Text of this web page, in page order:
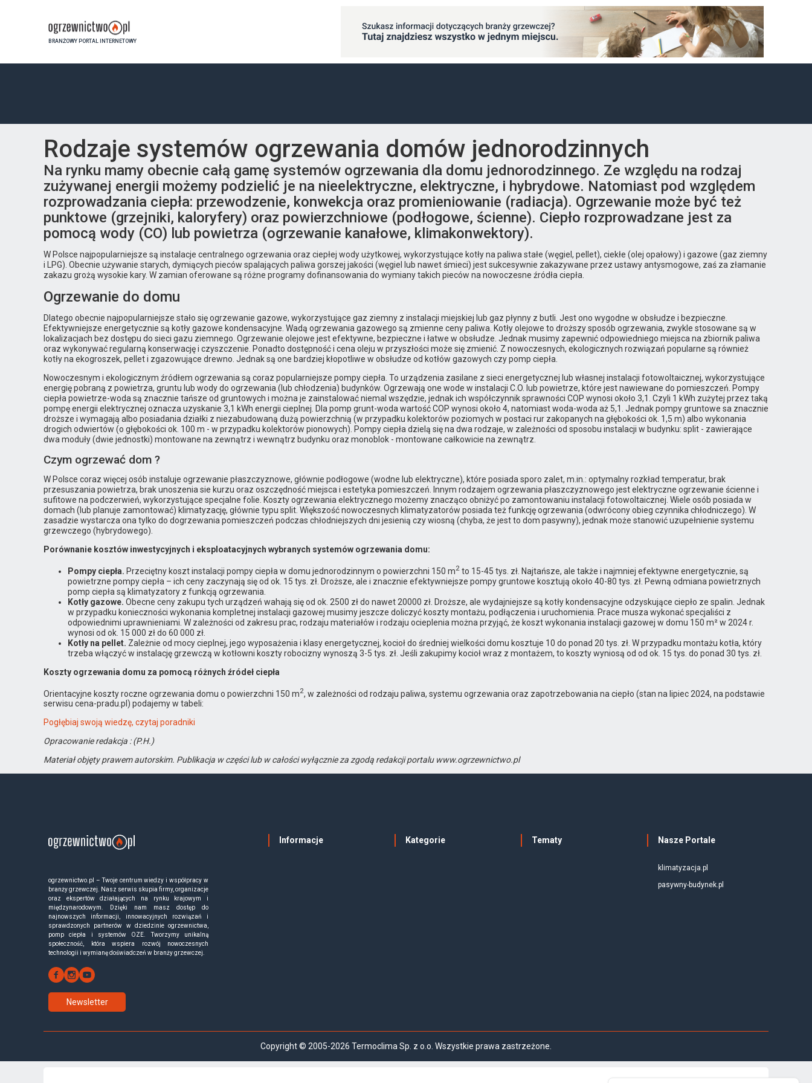
BRANŻOWY PORTAL INTERNETOWY
Rodzaje systemów ogrzewania domów jednorodzinnych
Na rynku mamy obecnie całą gamę systemów ogrzewania dla domu jednorodzinnego. Ze względu na rodzaj
zużywanej energii możemy podzielić je na nieelektryczne, elektryczne, i hybrydowe. Natomiast pod względem
rozprowadzania ciepła: przewodzenie, konwekcja oraz promieniowanie (radiacja). Ogrzewanie może być też
punktowe (grzejniki, kaloryfery) oraz powierzchniowe (podłogowe, ścienne). Ciepło rozprowadzane jest za
pomocą wody (CO) lub powietrza (ogrzewanie kanałowe, klimakonwektory).
W Polsce najpopularniejsze są instalacje centralnego ogrzewania oraz ciepłej wody użytkowej, wykorzystujące kotły na paliwa stałe (węgiel, pellet), ciekłe (olej opałowy) i gazowe (gaz ziemny
i LPG). Obecnie używanie starych, dymiących pieców spalających paliwa gorszej jakości (węgiel lub nawet śmieci) jest sukcesywnie zakazywane przez ustawy antysmogowe, zaś za złamanie
zakazu grożą wysokie kary. W zamian oferowane są różne programy dofinansowania do wymiany takich pieców na nowoczesne źródła ciepła.
Ogrzewanie do domu
Dlatego obecnie najpopularniejsze stało się ogrzewanie gazowe, wykorzystujące gaz ziemny z instalacji miejskiej lub gaz płynny z butli. Jest ono wygodne w obsłudze i bezpieczne.
Efektywniejsze energetycznie są kotły gazowe kondensacyjne. Wadą ogrzewania gazowego są zmienne ceny paliwa. Kotły olejowe to droższy sposób ogrzewania, zwykle stosowane są w
lokalizacjach bez dostępu do sieci gazu ziemnego. Ogrzewanie olejowe jest efektywne, bezpieczne i łatwe w obsłudze. Jednak musimy zapewnić odpowiedniego miejsca na zbiornik paliwa
oraz wykonywać regularną konserwację i czyszczenie. Ponadto dostępność i cena oleju w przyszłości może się zmienić. Z nowoczesnych, ekologicznych rozwiązań popularne są również
kotły na ekogroszek, pellet i zgazowujące drewno. Jednak są one bardziej kłopotliwe w obsłudze od kotłów gazowych czy pomp ciepła.
Nowoczesnym i ekologicznym źródłem ogrzewania są coraz popularniejsze pompy ciepła. To urządzenia zasilane z sieci energetycznej lub własnej instalacji fotowoltaicznej, wykorzystujące
energię pobraną z powietrza, gruntu lub wody do ogrzewania (lub chłodzenia) budynków. Ogrzewają one wode w instalacji C.O. lub powietrze, które jest nawiewane do pomieszczeń. Pompy
ciepła powietrze-woda są znacznie tańsze od gruntowych i można je zainstalować niemal wszędzie, jednak ich współczynnik sprawności COP wynosi około 3,1. Czyli 1 kWh zużytej przez taką
pompę energii elektrycznej oznacza uzyskanie 3,1 kWh energii cieplnej. Dla pomp grunt-woda wartość COP wynosi około 4, natomiast woda-woda aż 5,1. Jednak pompy gruntowe sa znacznie
droższe i wymagają albo posiadania działki z niezabudowaną dużą powierzchnią (w przypadku kolektorów poziomych w postaci rur zakopanych na głębokości ok. 1,5 m) albo wykonania
drogich odwiertów (o głębokości ok. 100 m - w przypadku kolektorów pionowych). Pompy ciepła dzielą się na dwa rodzaje, w zależności od sposobu instalacji w budynku: split - zawierające
dwa moduły (dwie jednostki) montowane na zewnątrz i wewnątrz budynku oraz monoblok - montowane całkowicie na zewnątrz.
Czym ogrzewać dom ?
W Polsce coraz więcej osób instaluje ogrzewanie płaszczyznowe, głównie podłogowe (wodne lub elektryczne), które posiada sporo zalet, m.in.: optymalny rozkład temperatur, brak
przesuszania powietrza, brak unoszenia sie kurzu oraz oszczędność miejsca i estetyka pomieszczeń. Innym rodzajem ogrzewania płaszczyznowego jest elektryczne ogrzewanie ścienne i
sufitowe na podczerwień, wykorzystujące specjalne folie. Koszty ogrzewania elektrycznego możemy znacząco obniżyć po zamontowaniu instalacji fotowoltaicznej. Wiele osób posiada w
domach (lub planuje zamontować) klimatyzację, głównie typu split. Większość nowoczesnych klimatyzatorów posiada też funkcję ogrzewania (odwrócony obieg czynnika chłodniczego). W
zasadzie wystarcza ona tylko do dogrzewania pomieszczeń podczas chłodniejszych dni jesienią czy wiosną (chyba, że jest to dom pasywny), jednak może stanowić uzupełnienie systemu
grzewczego (hybrydowego).
Porównanie kosztów inwestycyjnych i eksploatacyjnych wybranych systemów ogrzewania domu:
Pompy ciepła. Przeciętny koszt instalacji pompy ciepła w domu jednorodzinnym o powierzchni 150 m2 to 15-45 tys. zł. Najtańsze, ale także i najmniej efektywne energetycznie, są
powietrzne pompy ciepła – ich ceny zaczynają się od ok. 15 tys. zł. Droższe, ale i znacznie efektywniejsze pompy gruntowe kosztują około 40-80 tys. zł. Pewną odmiana powietrznych
pomp ciepła są klimatyzatory z funkcją ogrzewania.
Kotły gazowe. Obecne ceny zakupu tych urządzeń wahają się od ok. 2500 zł do nawet 20000 zł. Droższe, ale wydajniejsze są kotły kondensacyjne odzyskujące ciepło ze spalin. Jednak
w przypadku konieczności wykonania kompletnej instalacji gazowej musimy jeszcze doliczyć koszty montażu, podłączenia i uruchomienia. Prace musza wykonać specjaliści z
odpowiednimi uprawnieniami. W zależności od zakresu prac, rodzaju materiałów i rodzaju ocieplenia można przyjąć, że koszt wykonania instalacji gazowej w domu 150 m² w 2024 r.
wynosi od ok. 15 000 zł do 60 000 zł.
Kotły na pellet. Zależnie od mocy cieplnej, jego wyposażenia i klasy energetycznej, kocioł do średniej wielkości domu kosztuje 10 do ponad 20 tys. zł. W przypadku montażu kotła, który
trzeba włączyć w instalację grzewczą w kotłowni koszty robocizny wynoszą 3-5 tys. zł. Jeśli zakupimy kocioł wraz z montażem, to koszty wyniosą od od ok. 15 tys. do ponad 30 tys. zł.
Koszty ogrzewania domu za pomocą różnych źródeł ciepła
Orientacyjne koszty roczne ogrzewania domu o powierzchni 150 m2, w zależności od rodzaju paliwa, systemu ogrzewania oraz zapotrzebowania na ciepło (stan na lipiec 2024, na podstawie
serwisu cena-pradu.pl) podajemy w tabeli:
Pogłębiaj swoją wiedzę, czytaj poradniki
Opracowanie redakcja : (P.H.)
Materiał objęty prawem autorskim. Publikacja w części lub w całości wyłącznie za zgodą redakcji portalu www.ogrzewnictwo.pl
ogrzewnictwo.pl – Twoje centrum wiedzy i współpracy w
branży grzewczej. Nasz serwis skupia firmy, organizacje
oraz ekspertów działających na rynku krajowym i
międzynarodowym. Dzięki nam masz dostęp do
najnowszych informacji, innowacyjnych rozwiązań i
sprawdzonych partnerów w dziedzinie ogrzewnictwa,
pomp ciepła i systemów OZE. Tworzymy unikalną
społeczność, która wspiera rozwój nowoczesnych
technologii i wymianę doświadczeń w branży grzewczej.
Newsletter
Informacje Kategorie Tematy Nasze Portale
klimatyzacja.pl
pasywny-budynek.pl
Copyright © 2005-2026 Termoclima Sp. z o.o. Wszystkie prawa zastrzeżone.